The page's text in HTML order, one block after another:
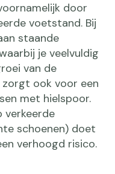
door
voetstand. Bij
staande
je veelvuldig
van de
ook voor een
met hielspoor.
verkeerde
schoenen) doet
verhoogd risico.